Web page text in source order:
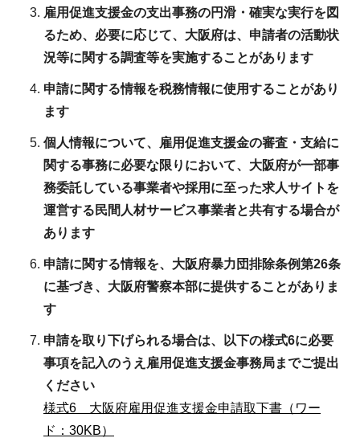
雇用促進支援金の支出事務の円滑・確実な実行を図
るため、必要に応じて、大阪府は、申請者の活動状
況等に関する調査等を実施することがあります
申請に関する情報を税務情報に使用することがあり
ます
個人情報について、雇用促進支援金の審査・支給に
関する事務に必要な限りにおいて、大阪府が一部事
務委託している事業者や採用に至った求人サイトを
運営する民間人材サービス事業者と共有する場合が
あります
申請に関する情報を、大阪府暴力団排除条例第26条
に基づき、大阪府警察本部に提供することがありま
す
申請を取り下げられる場合は、以下の様式6に必要
事項を記入のうえ雇用促進支援金事務局までご提出
ください
様式6 大阪府雇用促進支援金申請取下書（ワー
ド：30KB）